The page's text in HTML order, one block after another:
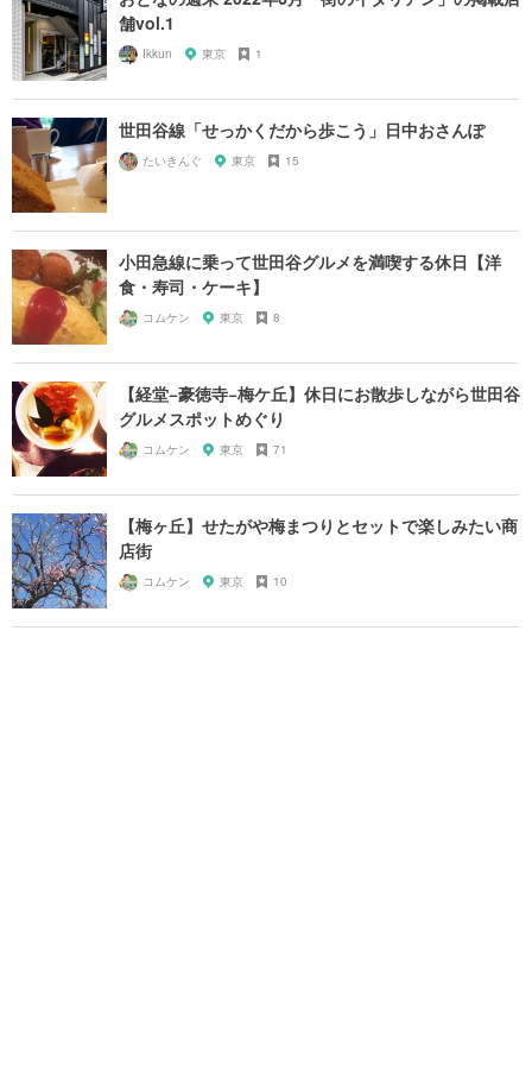
舗vol.1
Ikkun 東京 1
世田谷線「せっかくだから歩こう」日中おさんぽ
たいきんぐ 東京 15
小田急線に乗って世田谷グルメを満喫する休日【洋
食・寿司・ケーキ】
コムケン 東京 8
【経堂−豪徳寺−梅ケ丘】休日にお散歩しながら世田谷
グルメスポットめぐり
コムケン 東京 71
【梅ヶ丘】せたがや梅まつりとセットで楽しみたい商
店街
コムケン 東京 10